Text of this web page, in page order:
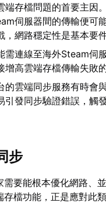
端存檔問題的首要主因
伺服器間的傳輸便可
，網路穩定性是基本要
需連線至海外Steam伺
增高雲端存檔傳輸失敗
的雲端同步服務有時會
引發同步驗證錯誤，觸
步
要能根本優化網路、
存檔功能，正是應對此